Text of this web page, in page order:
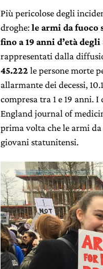
Più pericolose degli
droghe:le armi da fuoco
fino a 19 anni d’età
rappresentati dalla
45.222 le persone morte
allarmante dei decessi,
compresa tra 1 e 19
England journal of
prima volta che le armi
giovani statunitensi.